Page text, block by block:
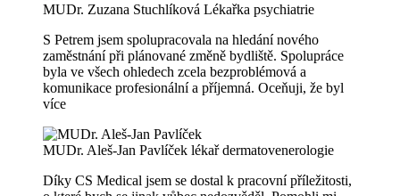
MUDr. Zuzana Stuchlíková Lékařka psychiatrie
S Petrem jsem spolupracovala na hledání nového
zaměstnání při plánované změně bydliště. Spolupráce
byla ve všech ohledech zcela bezproblémová a
komunikace profesionální a příjemná. Oceňuji, že byl
více
MUDr. Aleš-Jan Pavlíček lékař dermatovenerologie
Díky CS Medical jsem se dostal k pracovní příležitosti,